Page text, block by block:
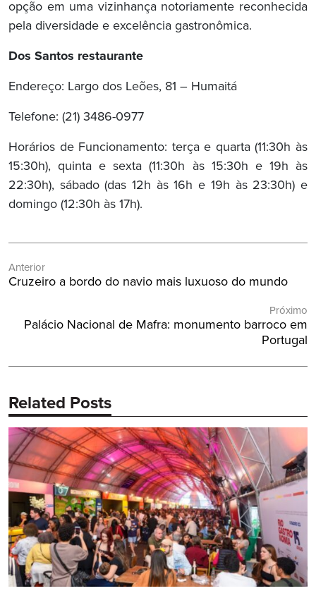
opção em uma vizinhança notoriamente reconhecida
pela diversidade e excelência gastronômica.
Dos Santos restaurante
Endereço: Largo dos Leões, 81 – Humaitá
Telefone: (21) 3486-0977
Horários de Funcionamento: terça e quarta (11:30h às
15:30h), quinta e sexta (11:30h às 15:30h e 19h às
22:30h), sábado (das 12h às 16h e 19h às 23:30h) e
domingo (12:30h às 17h).
de
Anterior
Post
Cruzeiro a bordo do navio mais luxuoso do mundo
Próximo
Próximo
Palácio Nacional de Mafra: monumento barroco em
Portugal
Related Posts